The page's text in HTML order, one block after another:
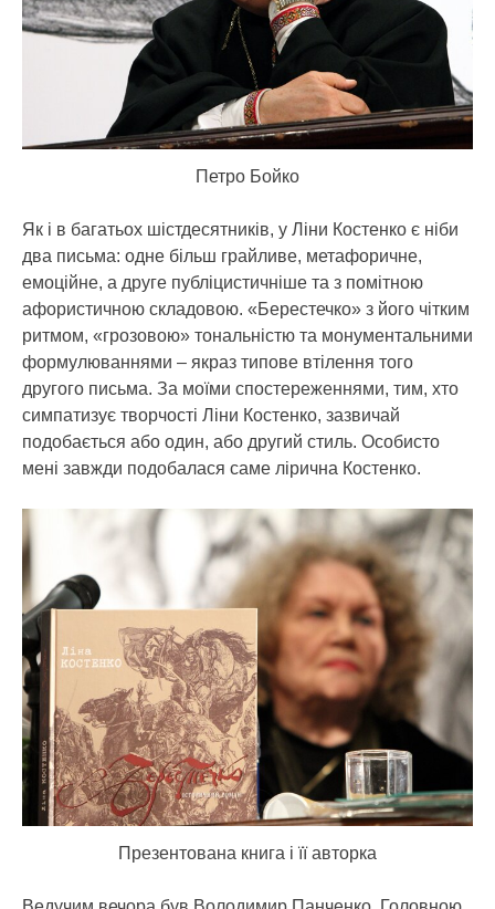
Петро Бойко
Як і в багатьох шістдесятників, у Ліни Костенко є ніби
два письма: одне більш грайливе, метафоричне,
емоційне, а друге публіцистичніше та з помітною
афористичною складовою. «Берестечко» з його чітким
ритмом, «грозовою» тональністю та монументальними
формулюваннями – якраз типове втілення того
другого письма. За моїми спостереженнями, тим, хто
симпатизує творчості Ліни Костенко, зазвичай
подобається або один, або другий стиль. Особисто
мені завжди подобалася саме лірична Костенко.
Презентована книга і її авторка